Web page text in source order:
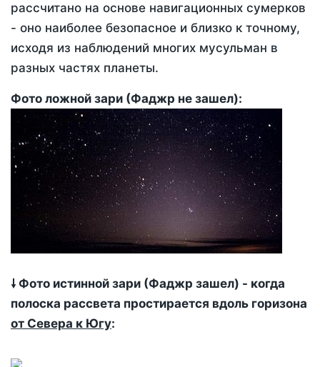
рассчитано на основе навигационных сумерков
- оно наиболее безопасное и близко к точному,
исходя из наблюдений многих мусульман в
разных частях планеты.
Фото ложной зари (Фаджр не зашел):
🠗 Фото истинной зари (Фаджр зашел) - когда
полоска рассвета простирается вдоль горизона
от Севера к Югу: